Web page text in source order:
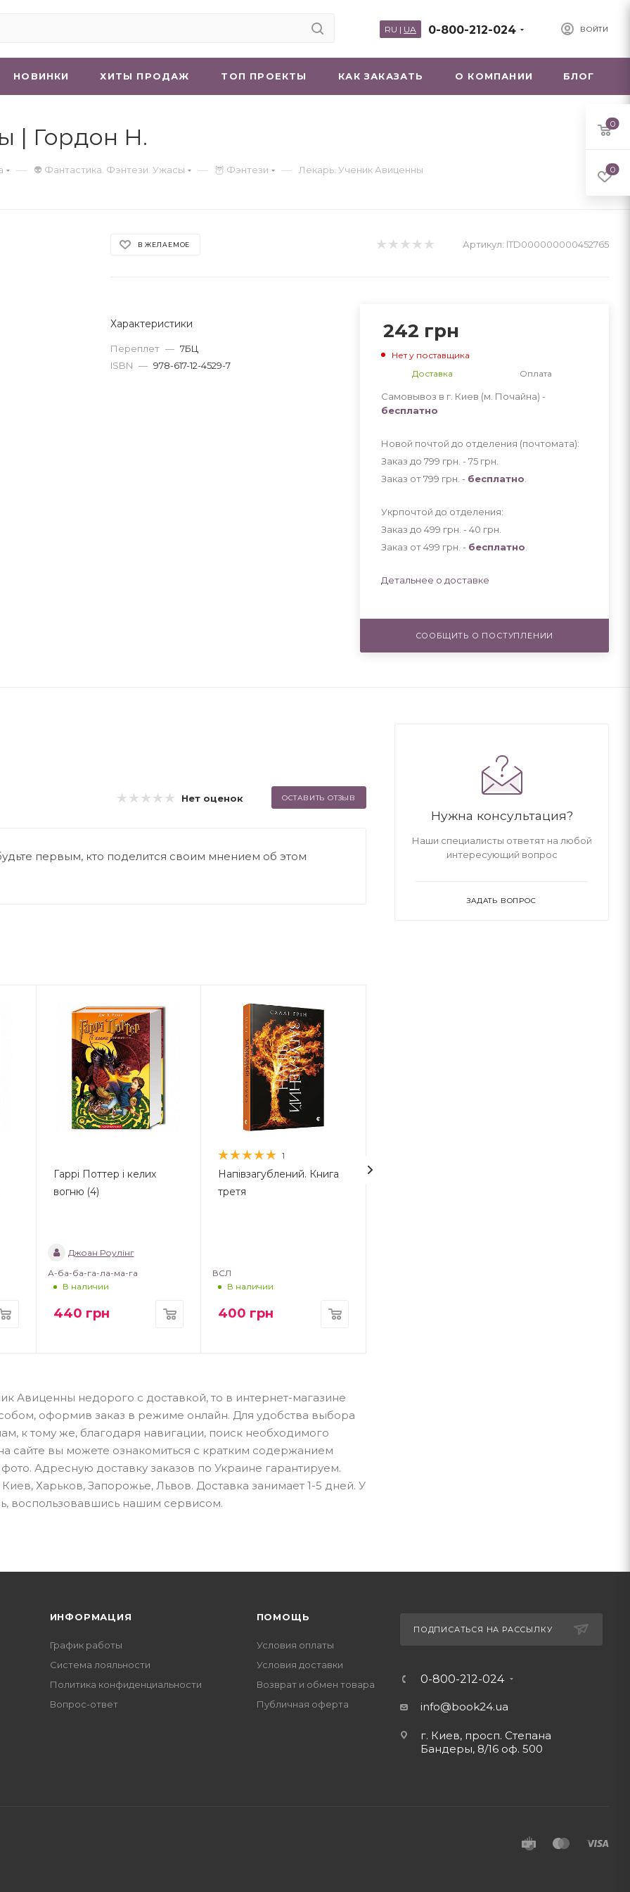
ВОЙТИ
0-800-212-024
RU | UA
НОВИНКИ ХИТЫ ПРОДАЖ ТОП ПРОЕКТЫ КАК ЗАКАЗАТЬ О КОМПАНИИ БЛОГ
| Гордон Н.
— 👽 Фантастика. Фэнтези. Ужасы — 🦉 Фэнтези — Лекарь. Ученик Авиценны
В ЖЕЛАЕМОЕ Артикул: ITD000000000452765
Характеристики
Переплет — 7БЦ
ISBN — 978-617-12-4529-7
242 грн
Нет у поставщика
Доставка
Оплата
Самовывоз в г. Киев (м. Почайна) -
бесплатно
Новой почтой до отделения (почтомата):
Заказ до 799 грн. - 75 грн
Заказ от 799 грн. - бесплатно
Укрпочтой до отделения:
Заказ до 499 грн. - 40 грн
Заказ от 499 грн. - бесплатно
Детальнее о доставке
СООБЩИТЬ О ПОСТУПЛЕНИИ
Нет оценок ОСТАВИТЬ ОТЗЫВ
первым, кто поделится своим мнением об этом
Гаррі Поттер і келих
вогню (4)
Джоан Роулінг
А-ба-ба-га-ла-ма-га
В наличии
440 грн
1
Напівзагублений. Книга
третя
ВСЛ
В наличии
400 грн
Авиценны недорого с доставкой, то в интернет-магазине
оформив заказ в режиме онлайн. Для удобства выбора
к тому же, благодаря навигации, поиск необходимого
сайте вы можете ознакомиться с кратким содержанием
Адресную доставку заказов по Украине гарантируем.
Харьков, Запорожье, Львов. Доставка занимает 1-5 дней. У
воспользовавшись нашим сервисом.
Нужна консультация?
Наши специалисты ответят на любой
интересующий вопрос
ЗАДАТЬ ВОПРОС
ИНФОРМАЦИЯ
График работы
Система лояльности
Политика конфиденциальности
Вопрос-ответ
ПОМОЩЬ
Условия оплаты
Условия доставки
Возврат и обмен товара
Публичная оферта
ПОДПИСАТЬСЯ НА РАССЫЛКУ
0-800-212-024
info@book24.ua
г. Киев, просп. Степана
Бандеры, 8/16 оф. 500
0
0